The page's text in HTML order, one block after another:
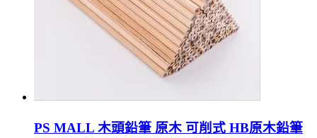
PS MALL 木頭鉛筆 原木 可削式 HB原木鉛筆